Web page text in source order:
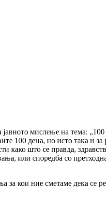
мислење на тема:
100 дена, но исто така и
како што се правда,
или споредба со
кои ние сметаме дека се